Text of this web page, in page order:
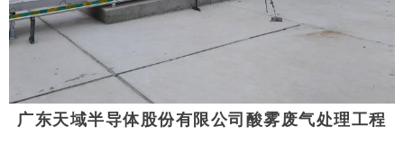
广东天域半导体股份有限公司酸雾废气处理工程